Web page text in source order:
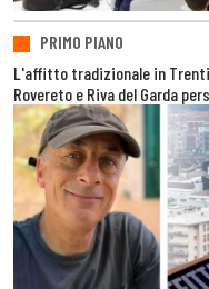
PRIMO PIANO
L'affitto tradizionale in
Rovereto e Riva del Garda